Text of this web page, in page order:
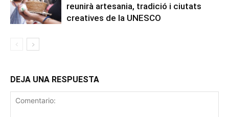
reunirà artesania, tradició i ciutats
creatives de la UNESCO
DEJA UNA RESPUESTA